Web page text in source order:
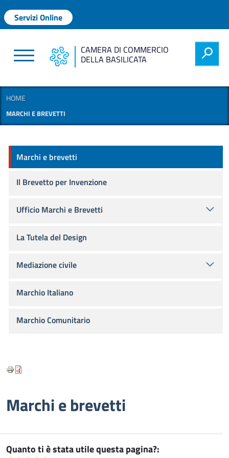
Menu profilo utente
Servizi Online
CAMERA DI COMMERCIO
DELLA BASILICATA h
HOME
MARCHI E BREVETTI
Marchi e brevetti
Quanto ti è stata utile questa pagina?
Marchi e brevetti
Marchi e brevetti
Il Brevetto per Invenzione
Ufficio Marchi e Brevetti
La Tutela del Design
Mediazione civile
Marchio Italiano
Marchio Comunitario